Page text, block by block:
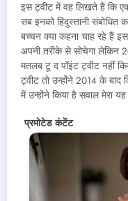
इस ट्वीट में वह लिखते हैं कि
सब इनको हिंदुस्तानी
बच्चन क्या कहना चाह रहे हैं
अपनी तरीके से सोचेगा लेकिन
मतलब टू द पॉइंट ट्वीट नहीं
ट्वीट तो उन्होंने 2014 के बाद
में उन्होंने किया है सवाल मेरा